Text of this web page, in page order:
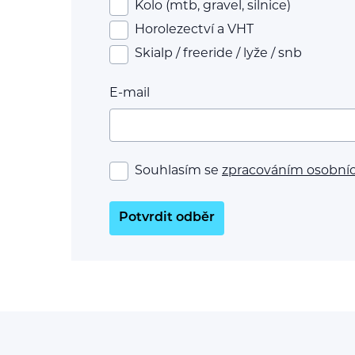
Kolo (mtb, gravel, silnice)
Horolezectví a VHT
Skialp / freeride / lyže / snb
E-mail
Souhlasím se zpracováním
Potvrdit odběr